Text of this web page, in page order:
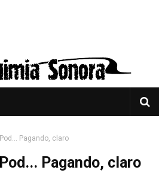
Pagando, claro
Pagando, claro